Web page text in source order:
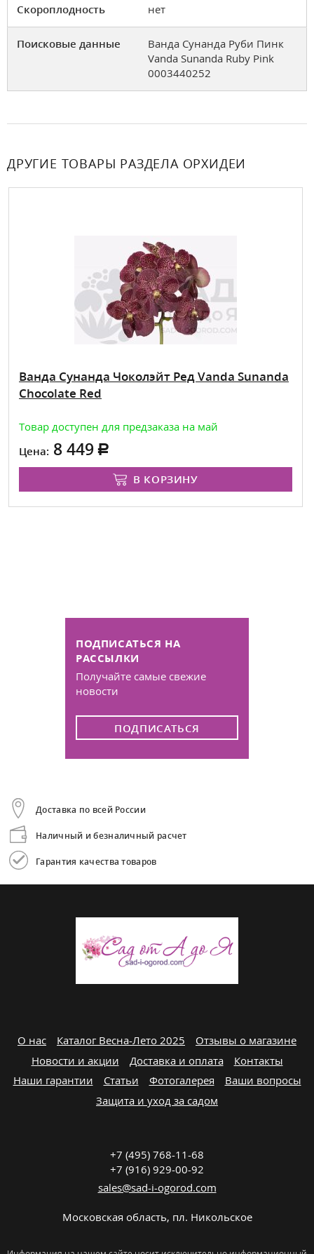
Скороплодность нет
Поисковые данные
Ванда Сунанда Руби Пинк
Vanda Sunanda Ruby Pink
0003440252
ДРУГИЕ ТОВАРЫ РАЗДЕЛА ОРХИДЕИ
Ванда Сунанда Чоколэйт Ред Vanda Sunanda
Chocolate Red
Товар доступен для предзаказа на май
Цена: 8 449
В КОРЗИНУ
ПОДПИСАТЬСЯ НА
РАССЫЛКИ
Получайте самые свежие
новости
ПОДПИСАТЬСЯ
Доставка по всей России
Наличный и безналичный расчет
Гарантия качества товаров
О нас Каталог Весна-Лето 2025
Отзывы о магазине
Новости и акции
Доставка и оплата
Контакты
Наши гарантии
Статьи Фотогалерея
Ваши вопросы
Защита и уход за садом
+7 (495) 768-11-68
+7 (916) 929-00-92
sales@sad-i-ogorod.com
Московская область, пл. Никольcкое